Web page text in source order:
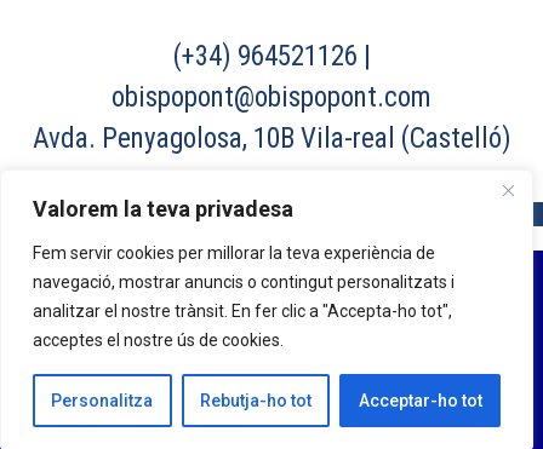
Valorem la teva privadesa
Fem servir cookies per millorar la teva experiència de
navegació, mostrar anuncis o contingut personalitzats i
analitzar el nostre trànsit. En fer clic a "Accepta-ho tot",
acceptes el nostre ús de cookies.
Personalitza Rebutja-ho tot Acceptar-ho tot
(+34) 964521126 |
obispopont@obispopont.com
Avda. Penyagolosa, 10B Vila-real (Castelló)